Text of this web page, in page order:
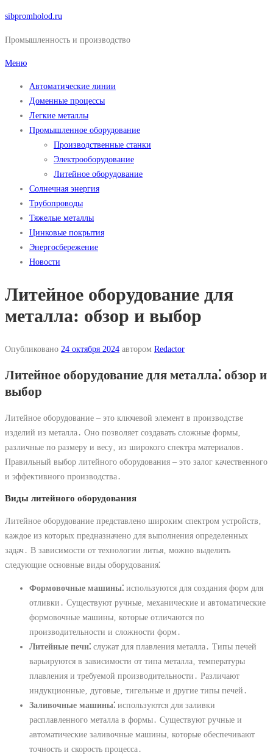
Перейти
содержимому
sibpromholod.ru
Промышленность и производство
Меню
Автоматические линии
Доменные процессы
Легкие металлы
Промышленное оборудование
Производственные станки
Электрооборудование
Литейное оборудование
Солнечная энергия
Трубопроводы
Тяжелые металлы
Цинковые покрытия
Энергосбережение
Новости
Литейное оборудование для
металла: обзор и выбор
Опубликовано 24 октября 2024 автором Redactor
Литейное оборудование для металла⁚ обзор и
выбор
Литейное оборудование – это ключевой элемент в производстве
изделий из металла․ Оно позволяет создавать сложные формы‚
различные по размеру и весу‚ из широкого спектра материалов․
Правильный выбор литейного оборудования – это залог качественного
и эффективного производства․
Виды литейного оборудования
Литейное оборудование представлено широким спектром устройств‚
каждое из которых предназначено для выполнения определенных
задач․ В зависимости от технологии литья‚ можно выделить
следующие основные виды оборудования⁚
Формовочные машины⁚ используются для создания форм для
отливки․ Существуют ручные‚ механические и автоматические
формовочные машины‚ которые отличаются по
производительности и сложности форм․
Литейные печи⁚ служат для плавления металла․ Типы печей
варьируются в зависимости от типа металла‚ температуры
плавления и требуемой производительности․ Различают
индукционные‚ дуговые‚ тигельные и другие типы печей․
Заливочные машины⁚ используются для заливки
расплавленного металла в формы․ Существуют ручные и
автоматические заливочные машины‚ которые обеспечивают
точность и скорость процесса․